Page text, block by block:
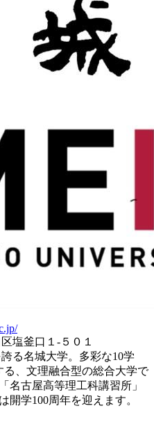
塩釜口１-５０１
る名城大学。多彩な10学
、文理融合型の総合大学で
名古屋高等理工科講習所」
開学100周年を迎えます。